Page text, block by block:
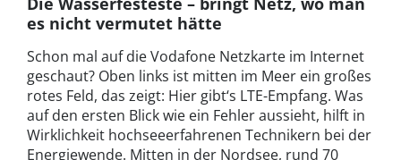
es nicht vermutet hätte
Schon mal auf die Vodafone Netzkarte im Internet
geschaut? Oben links ist mitten im Meer ein großes
rotes Feld, das zeigt: Hier gibt‘s LTE-Empfang. Was
auf den ersten Blick wie ein Fehler aussieht, hilft in
Wirklichkeit hochseeerfahrenen Technikern bei der
Energiewende. Mitten in der Nordsee, rund 70